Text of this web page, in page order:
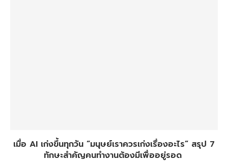
เมื่อ AI เก่งขึ้นทุกวัน “มนุษย์เราควรเก่งเรื่องอะไร” สรุป 7
ทักษะสำคัญคนทำงานต้องมีเพื่ออยู่รอด